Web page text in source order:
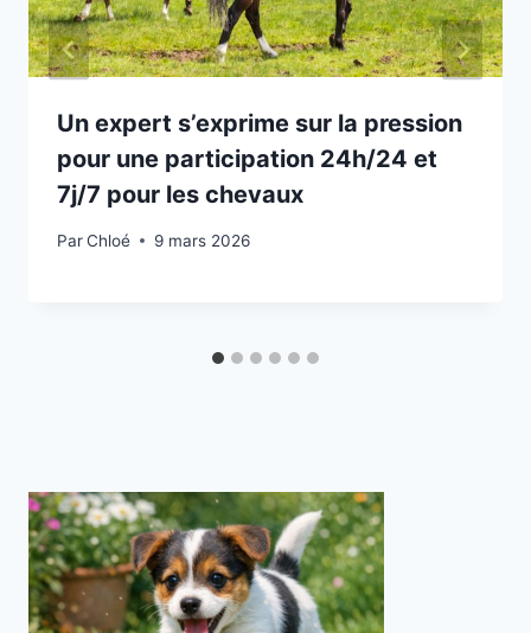
Un expert s’exprime sur la pression
pour une participation 24h/24 et
7j/7 pour les chevaux
ParChloé 9 mars 2026